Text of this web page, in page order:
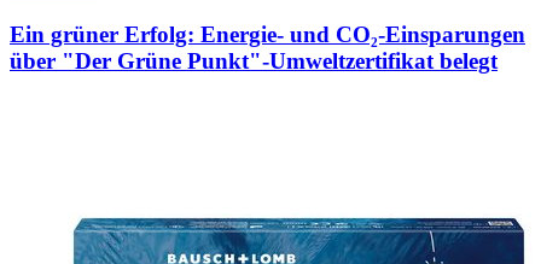
Ein grüner Erfolg: Energie- und CO₂-Einsparungen
über "Der Grüne Punkt"-Umweltzertifikat belegt